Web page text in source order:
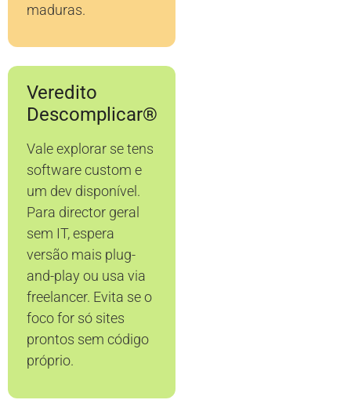
maduras.
Veredito
Descomplicar®
Vale explorar se tens
software custom e
um dev disponível.
Para director geral
sem IT, espera
versão mais plug-
and-play ou usa via
freelancer. Evita se o
foco for só sites
prontos sem código
próprio.